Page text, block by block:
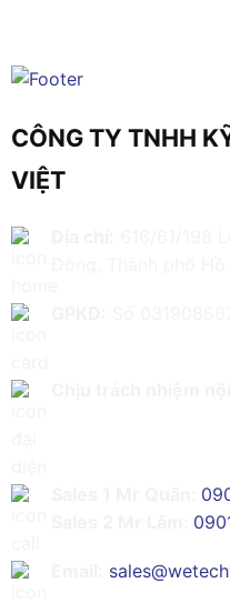
CÔNG TY TNHH
VIỆT